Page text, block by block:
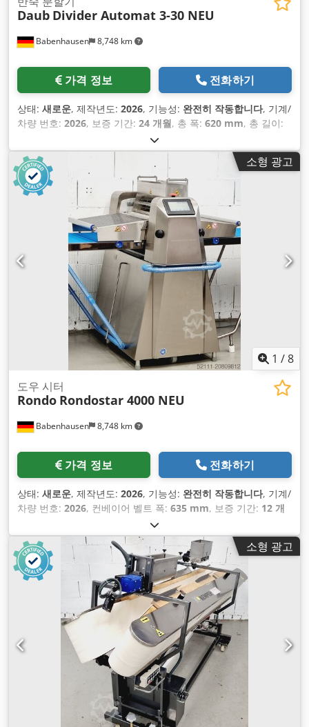
Babenhausen 8,748 km
Daub Divider Automat 3-30 NEU
가격 정보 전화하기
상태: 새로운, 제작년도: 2026, 기능성: 완전히 작동합니다, 기계/
차량 번호: 2026, 보증 기간: 24 개월, 총 폭: 620 mm, 총 길이:
, 입력 주파수:
400 V, 동력:1.3 킬로와트 (1.77 마력), 입력 전류 유형:삼상,
DGUV 인증 유효기간:
08/2028 소형 광고
1 /8
Babenhausen 8,748 km
도우 시터
Rondo Rondostar 4000 NEU
가격 정보 전화하기
상태: 새로운, 제작년도: 2026, 기능성: 완전히 작동합니다, 기계/
차량 번호: 2026, 컨베이어 벨트 폭: 635 mm, 보증 기간: 12 개
, 입력 전압:
츠, DGUV 인증 유효기간:06/2028, 전기 퓨즈:16 A, 개방 폭:45
mm, 작업 폭: 635 mm, 공간 요구 길이: 1,235 mm , 필요 폭:
3,700 mm
, 입력 전류 유형: 삼상,
소형 광고